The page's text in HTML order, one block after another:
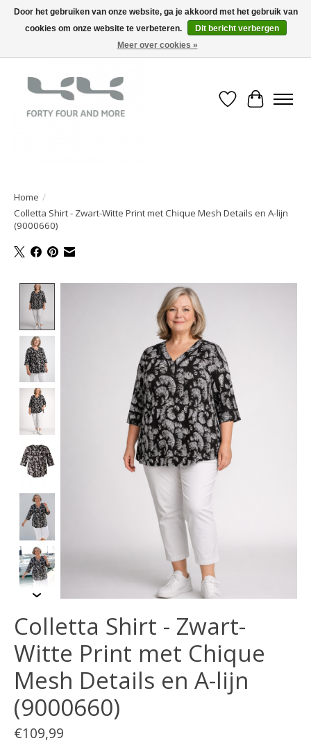
Verlanglijst
Home /
Colletta Shirt - Zwart-Witte Print met Chique Mesh Details en A-lijn
(9000660)
Product image slideshow Items
Colletta Shirt - Zwart-
Witte Print met Chique
Mesh Details en A-lijn
(9000660)
€109,99
Door het gebruiken van onze website, ga je akkoord met het gebruik van
cookies om onze website te verbeteren.
Dit bericht verbergen
Meer over cookies »